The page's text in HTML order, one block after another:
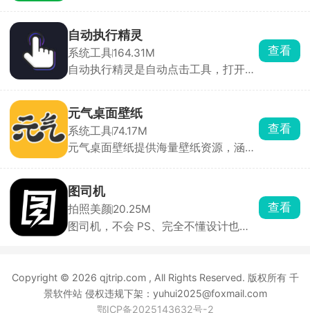
利器 。
STL。打印结束后自动生成15s缩时短
片，可直接保存到相册。同一账号可绑
定多台打印机，实时查看剩余耗材、打
印进度。打印完成、耗材耗尽、温度异
自动执行精灵
系统工具164.31M
自动执行精灵是自动点击工具，打开无
循环回放，能调点击快慢、按压时长、
循环次数。日常能用的场景特别多，手
游挂机收资源、重复日常任务，各类
APP 每日一键签到，看小说、短视频设
查看
元气桌面壁纸
系统工具74.17M
元气桌面壁纸提供海量壁纸资源，涵盖
分壁纸支持用户自定义互动效果，如根
据鼠标位置变化、点击触发动画等，让
桌面更加个性化。同时提供多种主题和
皮肤选择，用户可以根据个人喜好自定
查看
图司机
拍照美颜20.25M
图司机，不会 PS、完全不懂设计也能
出一张像样的海报，不用花钱找美工。
自带 AI 一键抠图，商品、人像抠边很
干净，做合成图、换背景特别省事，还
查看
Copyright © 2026 qjtrip.com , All Rights Reserved. 版权所有 千
景软件站 侵权违规下架：yuhui2025@foxmail.com
鄂ICP备2025143632号-2